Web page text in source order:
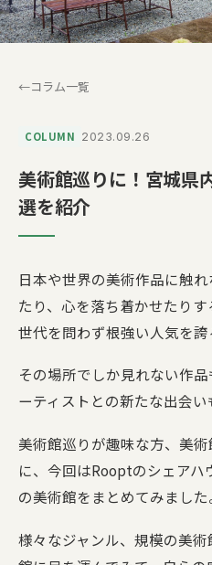
コラム一覧
COLUMN 2023.09.26
美術館巡りに！宮城県
選を紹介
日本や世界の美術作品に触
たり、心を落ち着かせたりす
世代を問わず根強い人気を誇
その場所でしか見れない作
ーティストとの新たな出会い
美術館巡りが趣味な方、美
に、今回はRooptのシェア
の美術館をまとめてみました
様々なジャンル、規模の美